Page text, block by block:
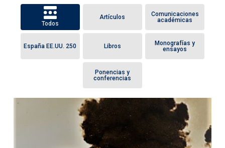
Todos
Artículos
Comunicaciones
académicas
España EE.UU. 250 Libros
Monografías y
ensayos
Ponencias y
conferencias
: Use of undefined constant php - assumed
'php' (this will throw an Error in a future version of PHP)
/var/www/acami.es/wp-
content/themes/fundcami/page-publicaciones.php